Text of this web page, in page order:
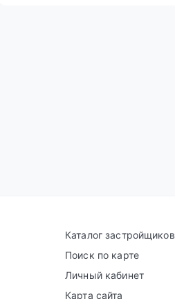
Каталог застройщиков
Поиск по карте
Личный кабинет
Карта сайта